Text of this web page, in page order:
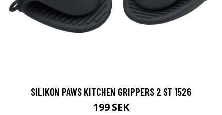
SILIKON PAWS KITCHEN GRIPPERS 2 ST 1526
199 SEK